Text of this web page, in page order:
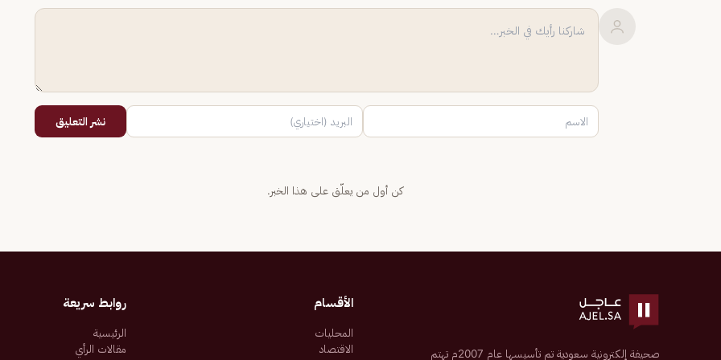
نشر التعليق
كن أول من يعلّق على هذا الخبر.
صحيفة إلكترونية سعودية تم تأسيسها عام 2007م تهتم
الأقسام
المحليات
الاقتصاد
روابط سريعة
الرئيسية
مقالات الرأي